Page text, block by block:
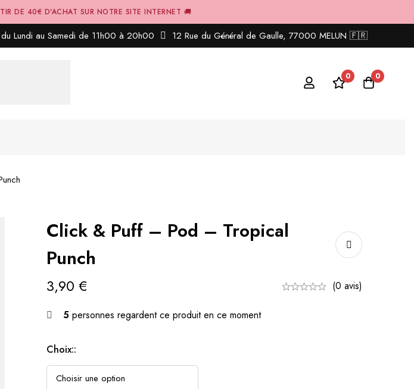
DE 40€ D'ACHAT SUR NOTRE SITE INTERNET 🚚
Lundi au Samedi de 11h00 à 20h00 12 Rue du Général de Gaulle, 77000 MELUN 🇫🇷
0 0
Click & Puff – Pod – Tropical
Punch
3,90 € (0 avis)
5 personnes regardent ce produit en ce moment
Choix::